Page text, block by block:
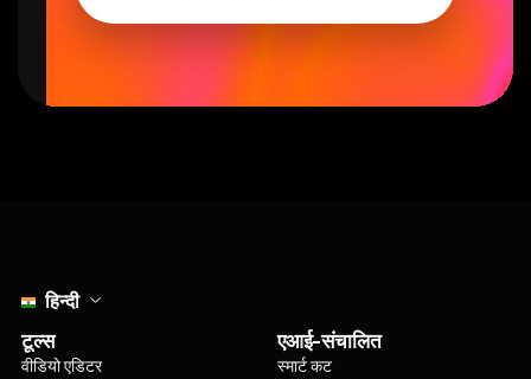
हिन्दी
टूल्स
वीडियो एडिटर
एआई-संचालित
स्मार्ट कट